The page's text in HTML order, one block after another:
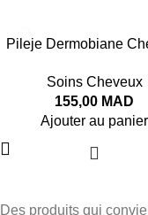
Pileje Dermobiane
Soins Cheveux
155,00 MAD
Ajouter au panier
Des produits qui